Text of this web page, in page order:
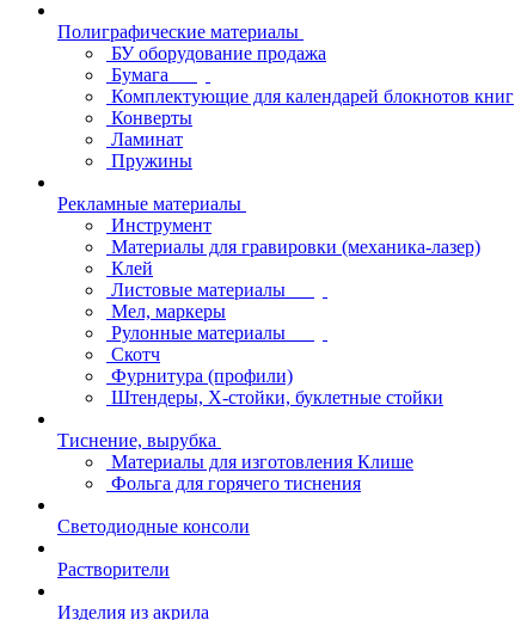
Полиграфические материалы
БУ оборудование продажа
Бумага
Комплектующие для календарей блокнотов книг
Конверты
Ламинат
Пружины
Рекламные материалы
Инструмент
Материалы для гравировки (механика-лазер)
Клей
Листовые материалы
Мел, маркеры
Рулонные материалы
Скотч
Фурнитура (профили)
Штендеры, Х-стойки, буклетные стойки
Тиснение, вырубка
Материалы для изготовления Клише
Фольга для горячего тиснения
Светодиодные консоли
Растворители
Изделия из акрила